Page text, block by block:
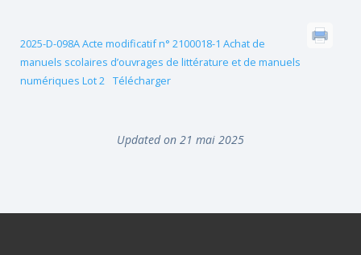
2025-D-098A Acte modificatif n° 2100018-1 Achat de
manuels scolaires d’ouvrages de littérature et de manuels
numériques Lot 2 Télécharger
Updated on 21 mai 2025